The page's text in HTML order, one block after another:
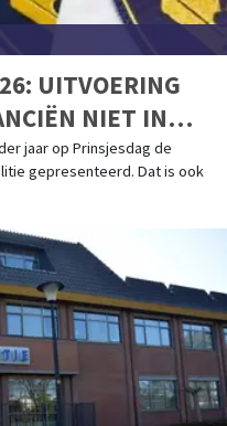
UITVOERING
NIET IN
jaar op Prinsjesdag de
gepresenteerd. Dat is ook